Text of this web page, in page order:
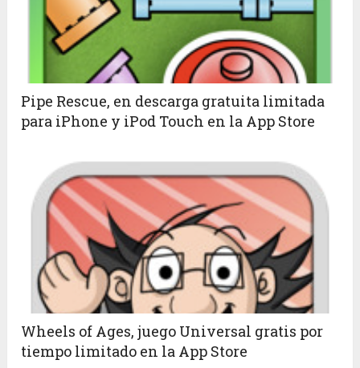
Pipe Rescue, en descarga gratuita limitada
para iPhone y iPod Touch en la App Store
Wheels of Ages, juego Universal gratis por
tiempo limitado en la App Store